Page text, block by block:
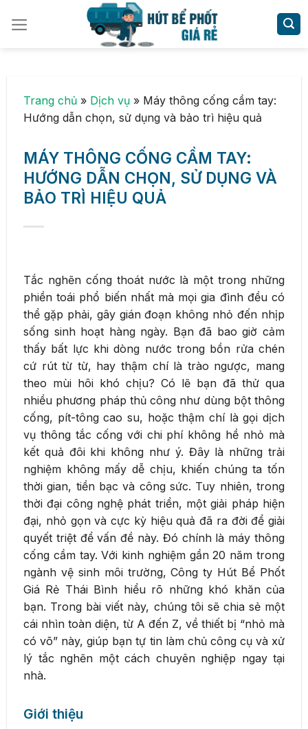
Trang chủ » Dịch vụ » Máy thông cống cầm tay:
Hướng dẫn chọn, sử dụng và bảo trì hiệu quả
MÁY THÔNG CỐNG CẦM TAY:
HƯỚNG DẪN CHỌN, SỬ DỤNG VÀ
BẢO TRÌ HIỆU QUẢ
Tắc nghẽn cống thoát nước là một trong những
phiền toái phổ biến nhất mà mọi gia đình đều có
thể gặp phải, gây gián đoạn không nhỏ đến nhịp
sống sinh hoạt hàng ngày. Bạn đã bao giờ cảm
thấy bất lực khi dòng nước trong bồn rửa chén
cứ rút từ từ, hay thậm chí là trào ngược, mang
theo mùi hôi khó chịu? Có lẽ bạn đã thử qua
nhiều phương pháp thủ công như dùng bột thông
cống, pít-tông cao su, hoặc thậm chí là gọi dịch
vụ thông tắc cống với chi phí không hề nhỏ mà
kết quả đôi khi không như ý. Đây là những trải
nghiệm không mấy dễ chịu, khiến chúng ta tốn
thời gian, tiền bạc và công sức. Tuy nhiên, trong
thời đại công nghệ phát triển, một giải pháp hiện
đại, nhỏ gọn và cực kỳ hiệu quả đã ra đời để giải
quyết triệt để vấn đề này. Đó chính là máy thông
cống cầm tay. Với kinh nghiệm gần 20 năm trong
ngành vệ sinh môi trường, Công ty Hút Bể Phốt
Giá Rẻ Thái Bình hiểu rõ những khó khăn của
bạn. Trong bài viết này, chúng tôi sẽ chia sẻ một
cái nhìn toàn diện, từ A đến Z, về thiết bị “nhỏ mà
có võ” này, giúp bạn tự tin làm chủ công cụ và xử
lý tắc nghẽn một cách chuyên nghiệp ngay tại
nhà.
Giới thiệu